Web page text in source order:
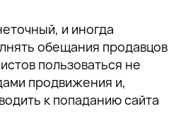
и иногда
обещания продавцов
пользоваться не
продвижения и,
к попаданию сайта